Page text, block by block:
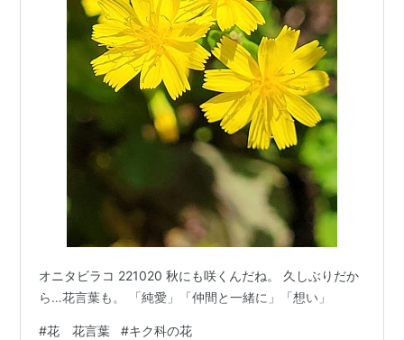
オニタビラコ 221020 秋にも咲くんだね。 久しぶりだか
ら…花言葉も。 「純愛」「仲間と一緒に」「想い」
#花 花言葉 #キク科の花